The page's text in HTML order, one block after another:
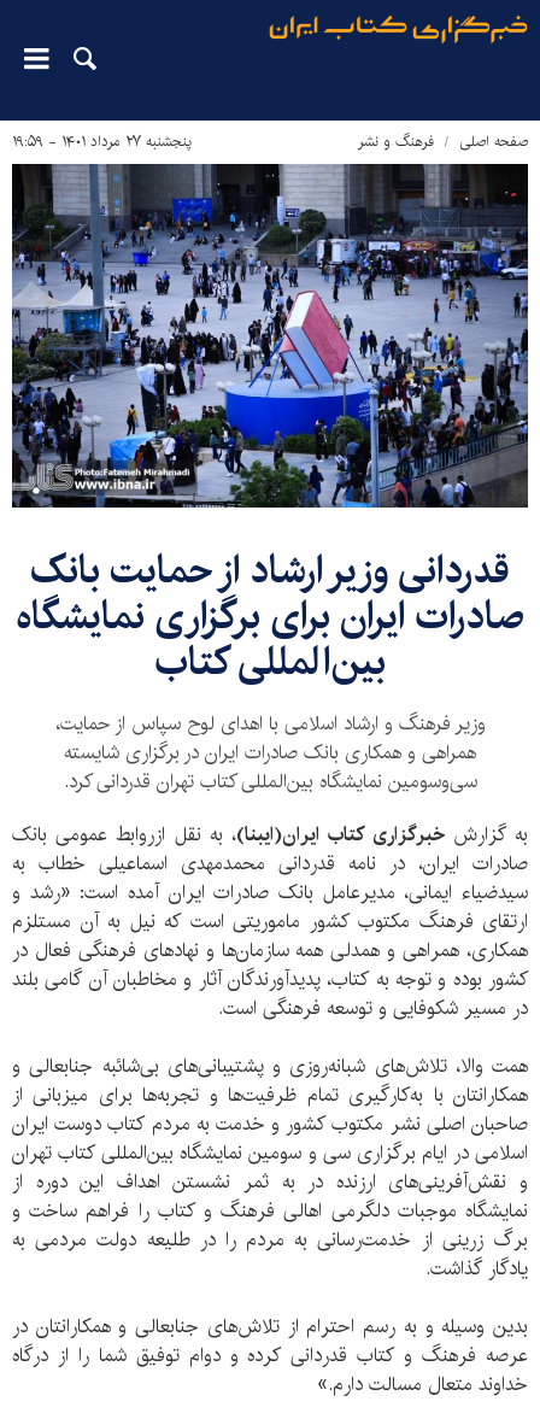
صفحه اصلی فرهنگ و نشر پنجشنبه ۲۷ مرداد ۱۴۰۱ - ۱۹:۵۹
قدردانی وزیر ارشاد از حمایت بانک
صادرات ایران برای برگزاری نمایشگاه
بین‌المللی کتاب
​وزیر فرهنگ و ارشاد اسلامی با اهدای لوح سپاس از حمایت،
همراهی و همکاری بانک صادرات ایران در برگزاری شایسته
سی‌و‌سومین نمایشگاه بین‌المللی کتاب تهران قدردانی کرد.
به گزارشخبرگزاری کتاب ایران‌(ایبنا)، به نقل ازروابط عمومی بانک
صادرات ایران، در نامه قدردانی محمدمهدی اسماعیلی خطاب به
سیدضیاء ایمانی، مدیرعامل بانک صادرات ایران آمده است: «رشد و
ارتقای فرهنگ مکتوب کشور ماموریتی است که نیل به آن مستلزم
همکاری، همراهی و همدلی همه سازمان‌ها و نهادهای فرهنگی فعال در
کشور بوده و توجه به کتاب، پدیدآورندگان آثار و مخاطبان آن گامی بلند
در مسیر شکوفایی و توسعه فرهنگی است.
همت والا، تلاش‌های شبانه‌روزی و پشتیبانی‌های بی‌شائبه جنابعالی و
همکارانتان با به‌کارگیری تمام ظرفیت‌ها و تجربه‌ها برای میزبانی از
صاحبان اصلی نشر مکتوب کشور و خدمت به مردم کتاب دوست ایران
اسلامی در ایام برگزاری سی و سومین نمایشگاه بین‌المللی کتاب تهران
و نقش‌آفرینی‌های ارزنده در به ثمر نشستن اهداف این دوره از
نمایشگاه موجبات دلگرمی اهالی فرهنگ و کتاب را فراهم ساخت و
برگ زرینی از خدمت‌رسانی به مردم را در طلیعه دولت مردمی به
یادگار گذاشت.
بدین وسیله و به رسم احترام از تلاش‌های جنا‌بعالی و همکارانتان در
عرصه فرهنگ و کتاب قدردانی کرده و دوام توفیق شما را از درگاه
خداوند متعال مسالت دارم.»